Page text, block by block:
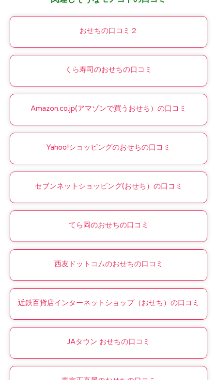
おせちの口コミ２
くら寿司のおせちの口コミ
Amazon.co.jp(アマゾンで買うおせち）の口コミ
Yahoo!ショッピングのおせちの口コミ
セブンネットショッピング(おせち）の口コミ
てら岡のおせちの口コミ
西友ドットコムのおせちの口コミ
近鉄百貨店インターネットショップ（おせち）の口コミ
JAタウン おせちの口コミ